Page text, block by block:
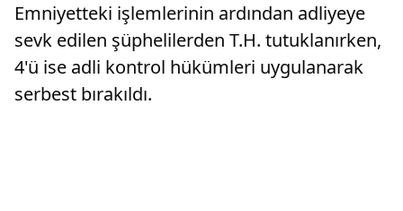
Emniyetteki işlemlerinin ardından adliyeye
sevk edilen şüphelilerden T.H. tutuklanırken,
4'ü ise adli kontrol hükümleri uygulanarak
serbest bırakıldı.